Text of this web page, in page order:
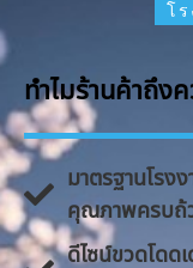
โ
ทำไมร้านค้าถึง
มาตรฐานโรง
คุณภาพครบถ้
ดีไซน์ขวดโดด